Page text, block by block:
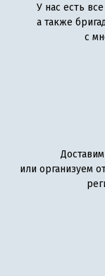
У нас есть
а также
с
или организуем